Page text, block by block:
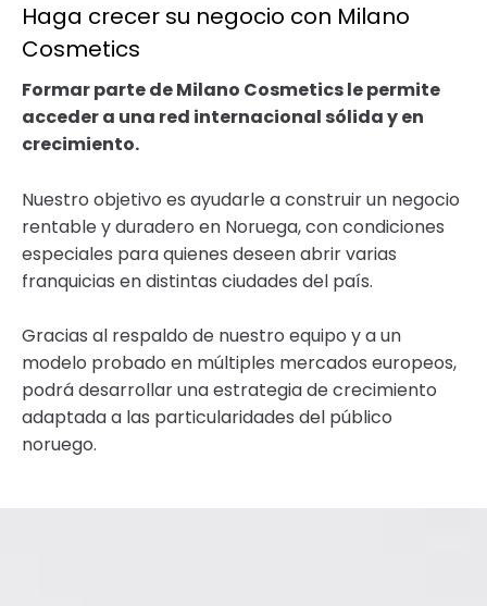
Haga crecer su negocio con Milano
Cosmetics
Formar parte de Milano Cosmetics le permite
acceder a una red internacional sólida y en
crecimiento.
Nuestro objetivo es ayudarle a construir un negocio
rentable y duradero en Noruega, con condiciones
especiales para quienes deseen abrir varias
franquicias en distintas ciudades del país.
Gracias al respaldo de nuestro equipo y a un
modelo probado en múltiples mercados europeos,
podrá desarrollar una estrategia de crecimiento
adaptada a las particularidades del público
noruego.